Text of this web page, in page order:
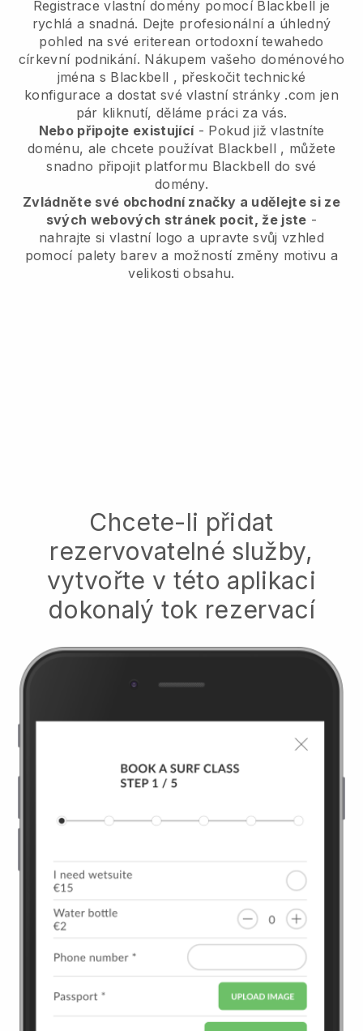
Registrace vlastní domény pomocí Blackbell je
rychlá a snadná. Dejte profesionální a úhledný
pohled na své eriterean ortodoxní tewahedo
církevní podnikání. Nákupem vašeho doménového
jména s Blackbell , přeskočit technické
konfigurace a dostat své vlastní stránky .com jen
pár kliknutí, děláme práci za vás.
Nebo připojte existující- Pokud již vlastníte
doménu, ale chcete používat Blackbell , můžete
snadno připojit platformu Blackbell do své
domény.
Zvládněte své obchodní značky a udělejte si ze
svých webových stránek pocit, že jste -
nahrajte si vlastní logo a upravte svůj vzhled
pomocí palety barev a možností změny motivu a
velikosti obsahu.
Chcete-li přidat
rezervovatelné služby,
vytvořte v této aplikaci
dokonalý tok rezervací